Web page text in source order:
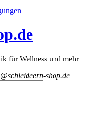
für Wellness und mehr
shop.de